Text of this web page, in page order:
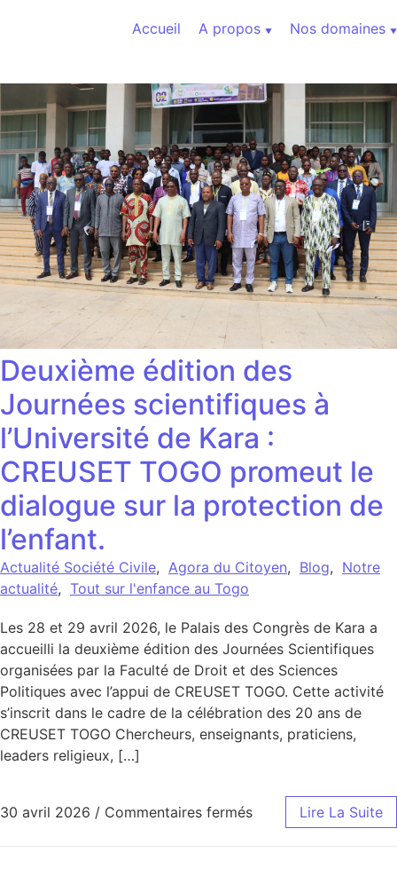
Accueil
A propos Nos domaines
Deuxième édition des
Journées scientifiques à
l’Université de Kara :
CREUSET TOGO promeut le
dialogue sur la protection de
l’enfant.
Actualité Société Civile, Agora du Citoyen, Blog, Notre
actualité, Tout sur l'enfance au Togo
Les 28 et 29 avril 2026, le Palais des Congrès de Kara a
accueilli la deuxième édition des Journées Scientifiques
organisées par la Faculté de Droit et des Sciences
Politiques avec l’appui de CREUSET TOGO. Cette activité
s’inscrit dans le cadre de la célébration des 20 ans de
CREUSET TOGO Chercheurs, enseignants, praticiens,
leaders religieux, […]
30 avril 2026 / Commentaires ferméssur DeuxièmeLire La Suite